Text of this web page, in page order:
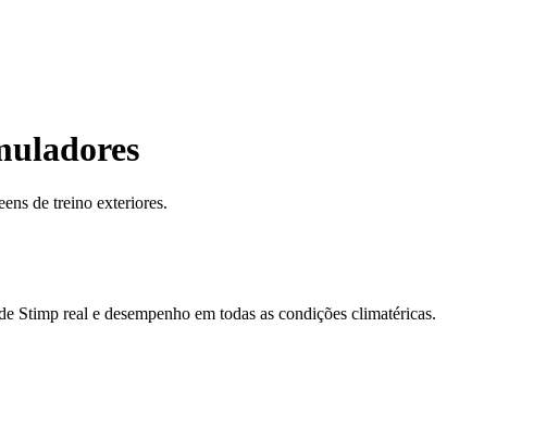
de treino exteriores.
real e desempenho em todas as condições climatéricas.